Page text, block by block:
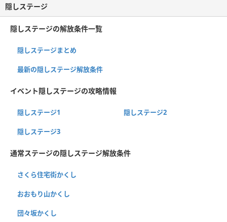
隠しステージ
隠しステージの解放条件一覧
隠しステージまとめ
最新の隠しステージ解放条件
イベント隠しステージの攻略情報
隠しステージ1 隠しステージ2
隠しステージ3
通常ステージの隠しステージ解放条件
さくら住宅街かくし
おおもり山かくし
団々坂かくし